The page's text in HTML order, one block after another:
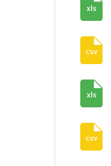
xls
csv
xls
csv